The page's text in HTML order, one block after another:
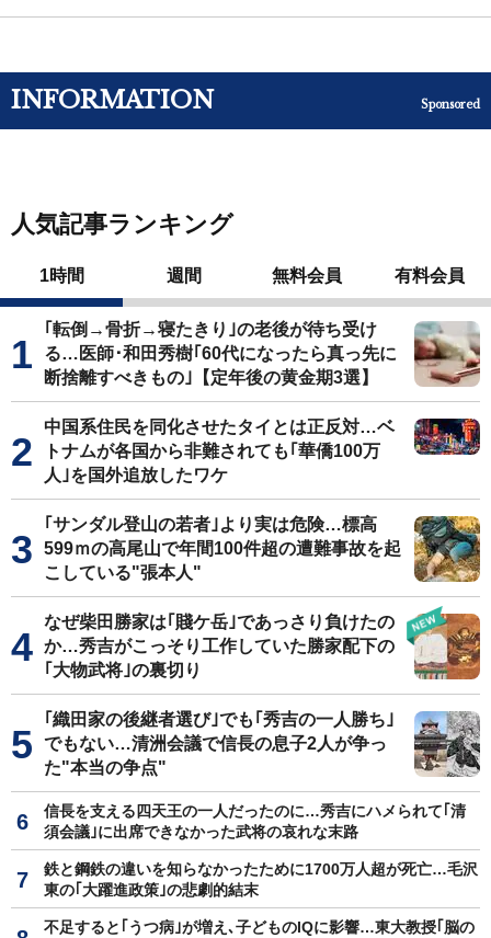
INFORMATION Sponsored
人気記事ランキング
1時間 週間 無料会員 有料会員
｢転倒→骨折→寝たきり｣の老後が待ち受け
る…医師･和田秀樹｢60代になったら真っ先に
断捨離すべきもの｣【定年後の黄金期3選】
中国系住民を同化させたタイとは正反対…ベ
トナムが各国から非難されても｢華僑100万
人｣を国外追放したワケ
｢サンダル登山の若者｣より実は危険…標高
599ｍの高尾山で年間100件超の遭難事故を起
こしている"張本人"
なぜ柴田勝家は｢賤ケ岳｣であっさり負けたの
か…秀吉がこっそり工作していた勝家配下の
｢大物武将｣の裏切り
｢織田家の後継者選び｣でも｢秀吉の一人勝ち｣
でもない…清洲会議で信長の息子2人が争っ
た"本当の争点"
信長を支える四天王の一人だったのに…秀吉にハメられて｢清
須会議｣に出席できなかった武将の哀れな末路
鉄と鋼鉄の違いを知らなかったために1700万人超が死亡…毛沢
東の｢大躍進政策｣の悲劇的結末
不足すると｢うつ病｣が増え､子どものIQに影響…東大教授｢脳の